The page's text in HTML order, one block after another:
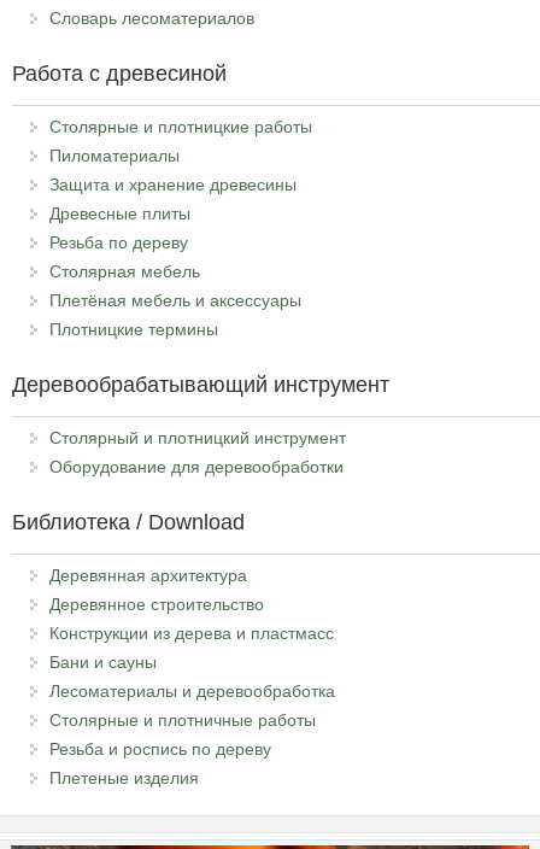
Словарь лесоматериалов
Работа с древесиной
Столярные и плотницкие работы
Пиломатериалы
Защита и хранение древесины
Древесные плиты
Резьба по дереву
Столярная мебель
Плетёная мебель и аксессуары
Плотницкие термины
Деревообрабатывающий инструмент
Столярный и плотницкий инструмент
Оборудование для деревообработки
Библиотека / Download
Деревянная архитектура
Деревянное строительство
Конструкции из дерева и пластмасс
Бани и сауны
Лесоматериалы и деревообработка
Столярные и плотничные работы
Резьба и роспись по дереву
Плетеные изделия